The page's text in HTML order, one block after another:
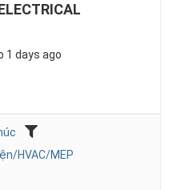
1 days ago
HVAC/MEP